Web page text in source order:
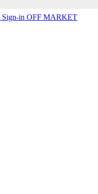
Sign-in OFF MARKET